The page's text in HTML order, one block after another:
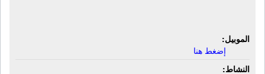
الموبيل:
إضغط هنا
النشاط: